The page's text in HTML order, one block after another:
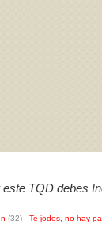
TQD debes
(32) - Te jodes, no hay